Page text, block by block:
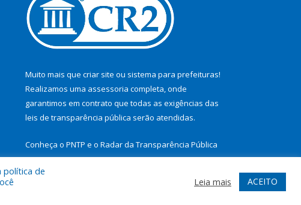
Muito mais que criar site ou sistema para prefeituras!
Realizamos uma assessoria completa, onde
garantimos em contrato que todas as exigências das
leis de transparência pública serão atendidas.
Conheça o PNTP e o Radar da Transparência Pública
política de
Leia mais ACEITO